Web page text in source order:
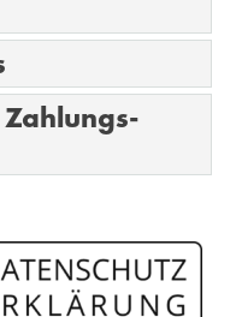
Zahlungs­